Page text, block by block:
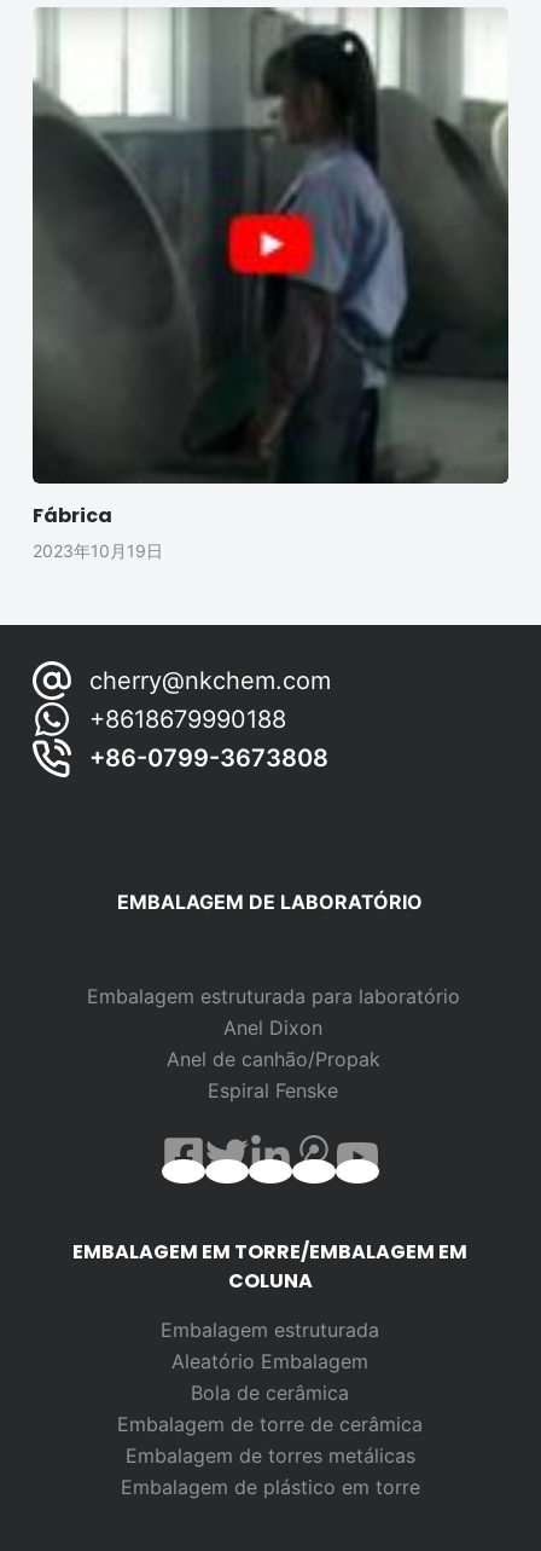
Fábrica
2023年10月19日
cherry@nkchem.com
+8618679990188
+86-0799-3673808
EMBALAGEM DE LABORATÓRIO
Embalagem estruturada para laboratório
Anel Dixon
Anel de canhão/Propak
Espiral Fenske
EMBALAGEM EM TORRE/EMBALAGEM EM
COLUNA
Embalagem estruturada
Aleatório Embalagem
Bola de cerâmica
Embalagem de torre de cerâmica
Embalagem de torres metálicas
Embalagem de plástico em torre